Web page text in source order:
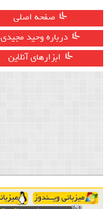
صفحه اصلی
درباره وحید مجیدی
ابزارهای آنلاین